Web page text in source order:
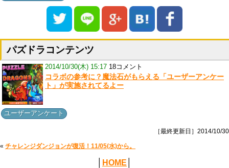
パズドラコンテンツ
2014/10/30(木) 15:17 18コメント
コラボの参考に？魔法石がもらえる「ユーザーアンケー
ト」が実施されてるよー
ユーザーアンケート
［最終更新日］2014/10/30
« チャレンジダンジョンが復活！11/05(水)から。
HOME